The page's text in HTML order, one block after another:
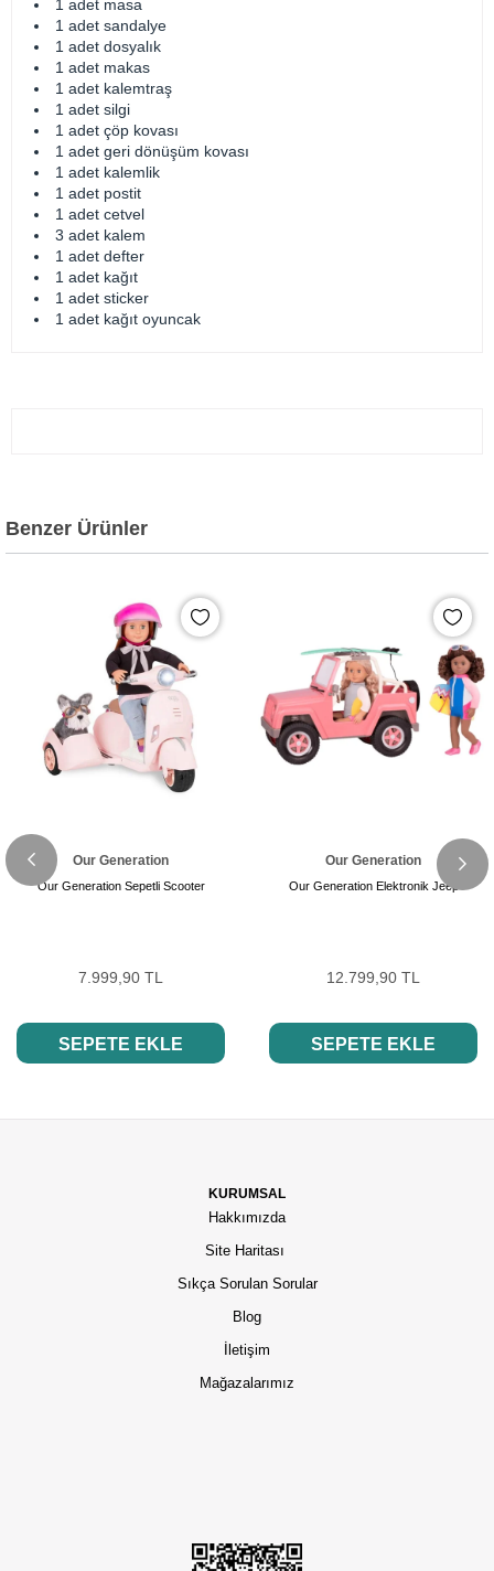
1 adet masa
1 adet sandalye
1 adet dosyalık
1 adet makas
1 adet kalemtraş
1 adet silgi
1 adet çöp kovası
1 adet geri dönüşüm kovası
1 adet kalemlik
1 adet postit
1 adet cetvel
3 adet kalem
1 adet defter
1 adet kağıt
1 adet sticker
1 adet kağıt oyuncak
Benzer Ürünler
Our Generation
Our Generation Sepetli Scooter
7.999,90 TL
SEPETE EKLE
Our Generation
Our Generation Elektronik Jeep
12.799,90 TL
SEPETE EKLE
KURUMSAL
Hakkımızda
Site Haritası
Sıkça Sorulan Sorular
Blog
İletişim
Mağazalarımız